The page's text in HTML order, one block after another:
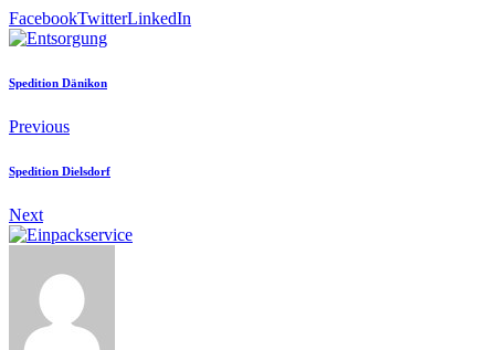
FacebookTwitterLinkedIn
Spedition Dänikon
Previous
Spedition Dielsdorf
Next